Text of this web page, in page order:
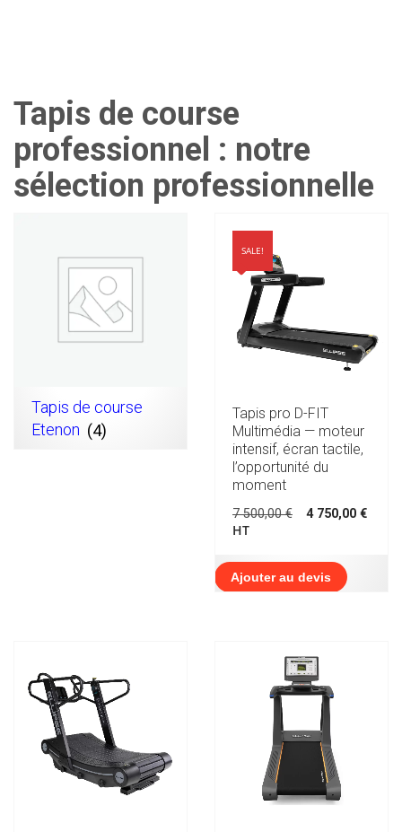
Tapis de course
professionnel : notre
sélection professionnelle
Tapis de course
Etenon (4)
SALE!
Tapis pro D-FIT
Multimédia — moteur
intensif, écran tactile,
l’opportunité du
moment
7 500,00€ Le
était :
7
500,00 €.
4 750,00 €
HT
Ajouter au devis